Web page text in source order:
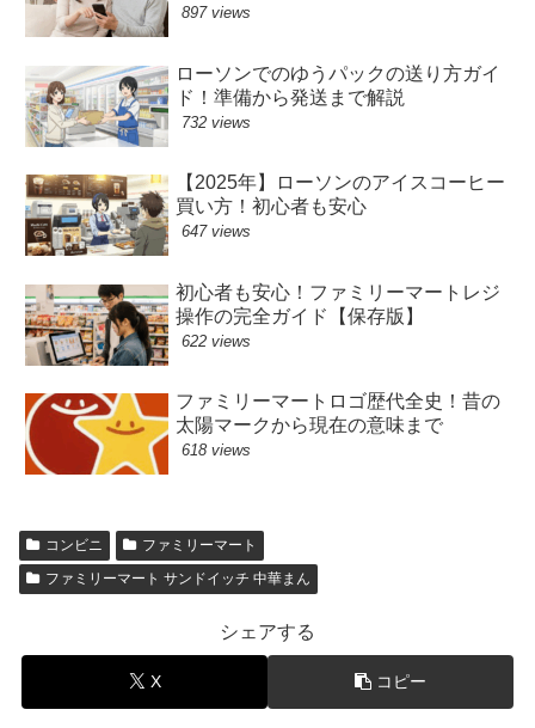
897 views
ローソンでのゆうパックの送り方ガイ
ド！準備から発送まで解説
732 views
【2025年】ローソンのアイスコーヒー
買い方！初心者も安心
647 views
初心者も安心！ファミリーマートレジ
操作の完全ガイド【保存版】
622 views
ファミリーマートロゴ歴代全史！昔の
太陽マークから現在の意味まで
618 views
コンビニ
ファミリーマート
ファミリーマート サンドイッチ 中華まん
シェアする
X コピー